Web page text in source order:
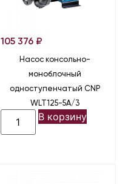
105 376 ₽
Насос консольно-
моноблочный
одноступенчатый CNP
WLT125-5A/3
В корзину